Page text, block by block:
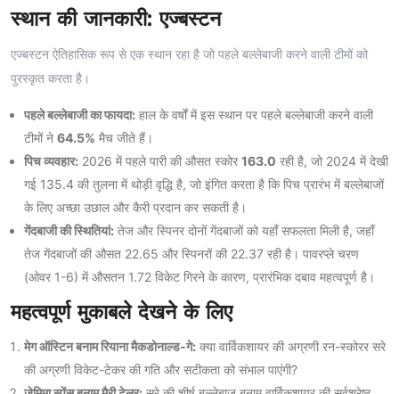
स्थान की जानकारी: एज्बस्टन
एज्बस्टन ऐतिहासिक रूप से एक स्थान रहा है जो पहले बल्लेबाजी करने वाली टीमों को
पुरस्कृत करता है।
पहले बल्लेबाजी का फायदा: हाल के वर्षों में इस स्थान पर पहले बल्लेबाजी करने वाली
टीमों ने 64.5% मैच जीते हैं।
पिच व्यवहार: 2026 में पहले पारी की औसत स्कोर 163.0 रही है, जो 2024 में देखी
गई 135.4 की तुलना में थोड़ी वृद्धि है, जो इंगित करता है कि पिच प्रारंभ में बल्लेबाजों
के लिए अच्छा उछाल और कैरी प्रदान कर सकती है।
गेंदबाजी की स्थितियां: तेज और स्पिनर दोनों गेंदबाजों को यहाँ सफलता मिली है, जहाँ
तेज गेंदबाजों की औसत 22.65 और स्पिनरों की 22.37 रही है। पावरप्ले चरण
(ओवर 1-6) में औसतन 1.72 विकेट गिरने के कारण, प्रारंभिक दबाव महत्वपूर्ण है।
महत्वपूर्ण मुकाबले देखने के लिए
मेग ऑस्टिन बनाम रियाना मैकडोनाल्ड-गे: क्या वार्विकशायर की अग्रणी रन-स्कोरर सरे
की अग्रणी विकेट-टेकर की गति और सटीकता को संभाल पाएंगी?